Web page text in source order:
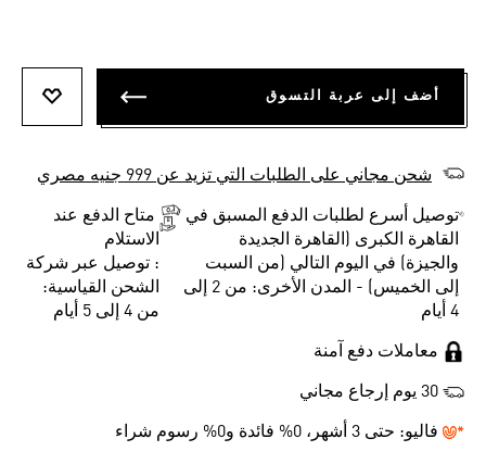
أضف إلى عربة التسوق
شحن مجاني على الطلبات التي تزيد عن 999 جنيه مصري
توصيل أسرع لطلبات الدفع المسبق في
القاهرة الكبرى (القاهرة الجديدة
والجيزة) في اليوم التالي (من السبت
إلى الخميس) - المدن الأخرى: من 2 إلى
4 أيام
متاح الدفع عند
الاستلام
: توصيل عبر شركة
الشحن القياسية:
من 4 إلى 5 أيام
معاملات دفع آمنة
فاليو: حتى 3 أشهر، 0% فائدة و0% رسوم شراء